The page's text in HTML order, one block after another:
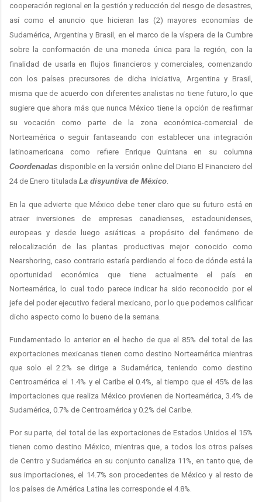
cooperación regional en la gestión y reducción del riesgo de desastres,
así como el anuncio que hicieran las (2) mayores economías de
Sudamérica, Argentina y Brasil, en el marco de la víspera de la Cumbre
sobre la conformación de una moneda única para la región, con la
finalidad de usarla en flujos financieros y comerciales, comenzando
con los países precursores de dicha iniciativa, Argentina y Brasil,
misma que de acuerdo con diferentes analistas no tiene futuro, lo que
sugiere que ahora más que nunca México tiene la opción de reafirmar
su vocación como parte de la zona económica-comercial de
Norteamérica o seguir fantaseando con establecer una integración
latinoamericana como refiere Enrique Quintana en su columna
Coordenadas disponible en la versión online del Diario El Financiero del
24 de Enero titulada La disyuntiva de México
En la que advierte que México debe tener claro que su futuro está en
atraer inversiones de empresas canadienses, estadounidenses,
europeas y desde luego asiáticas a propósito del fenómeno de
relocalización de las plantas productivas mejor conocido como
Nearshoring, caso contrario estaría perdiendo el foco de dónde está la
oportunidad económica que tiene actualmente el país en
Norteamérica, lo cual todo parece indicar ha sido reconocido por el
jefe del poder ejecutivo federal mexicano, por lo que podemos calificar
dicho aspecto como lo bueno de la semana.
Fundamentado lo anterior en el hecho de que el 85% del total de las
exportaciones mexicanas tienen como destino Norteamérica mientras
que solo el 2.2% se dirige a Sudamérica, teniendo como destino
Centroamérica el 1.4% y el Caribe el 0.4%, al tiempo que el 45% de las
importaciones que realiza México provienen de Norteamérica, 3.4% de
Sudamérica, 0.7% de Centroamérica y 0.2% del Caribe.
Por su parte, del total de las exportaciones de Estados Unidos el 15%
tienen como destino México, mientras que, a todos los otros países
de Centro y Sudamérica en su conjunto canaliza 11%, en tanto que, de
sus importaciones, el 14.7% son procedentes de México y al resto de
los países de América Latina les corresponde el 4.8%.